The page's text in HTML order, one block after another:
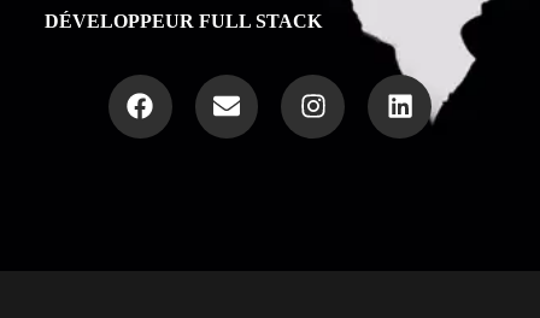
DÉVELOPPEUR FULL STACK